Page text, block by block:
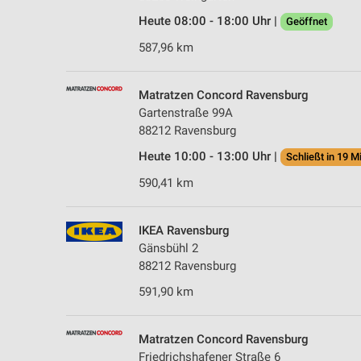
Heute 08:00 - 18:00 Uhr |
Geöffnet
587,96 km
Matratzen Concord Ravensburg
Gartenstraße 99A
88212 Ravensburg
Heute 10:00 - 13:00 Uhr |
Schließt in 19
590,41 km
IKEA Ravensburg
Gänsbühl 2
88212 Ravensburg
591,90 km
Matratzen Concord Ravensburg
Friedrichshafener Straße 6